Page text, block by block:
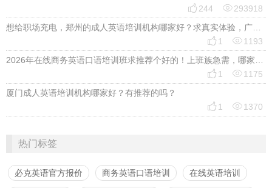
 244 293918
想给职场充电，郑州的成人英语培训机构哪家好？求真实体验，广告勿扰，感谢！
 1 1193
2026年在线商务英语口语培训班求推荐个好的！上班族急需，哪家好？
 1 1175
厦门成人英语培训机构哪家好？有推荐的吗？
 1 1370
热门标签
必克英语官方报价 商务英语口语培训 在线英语培训